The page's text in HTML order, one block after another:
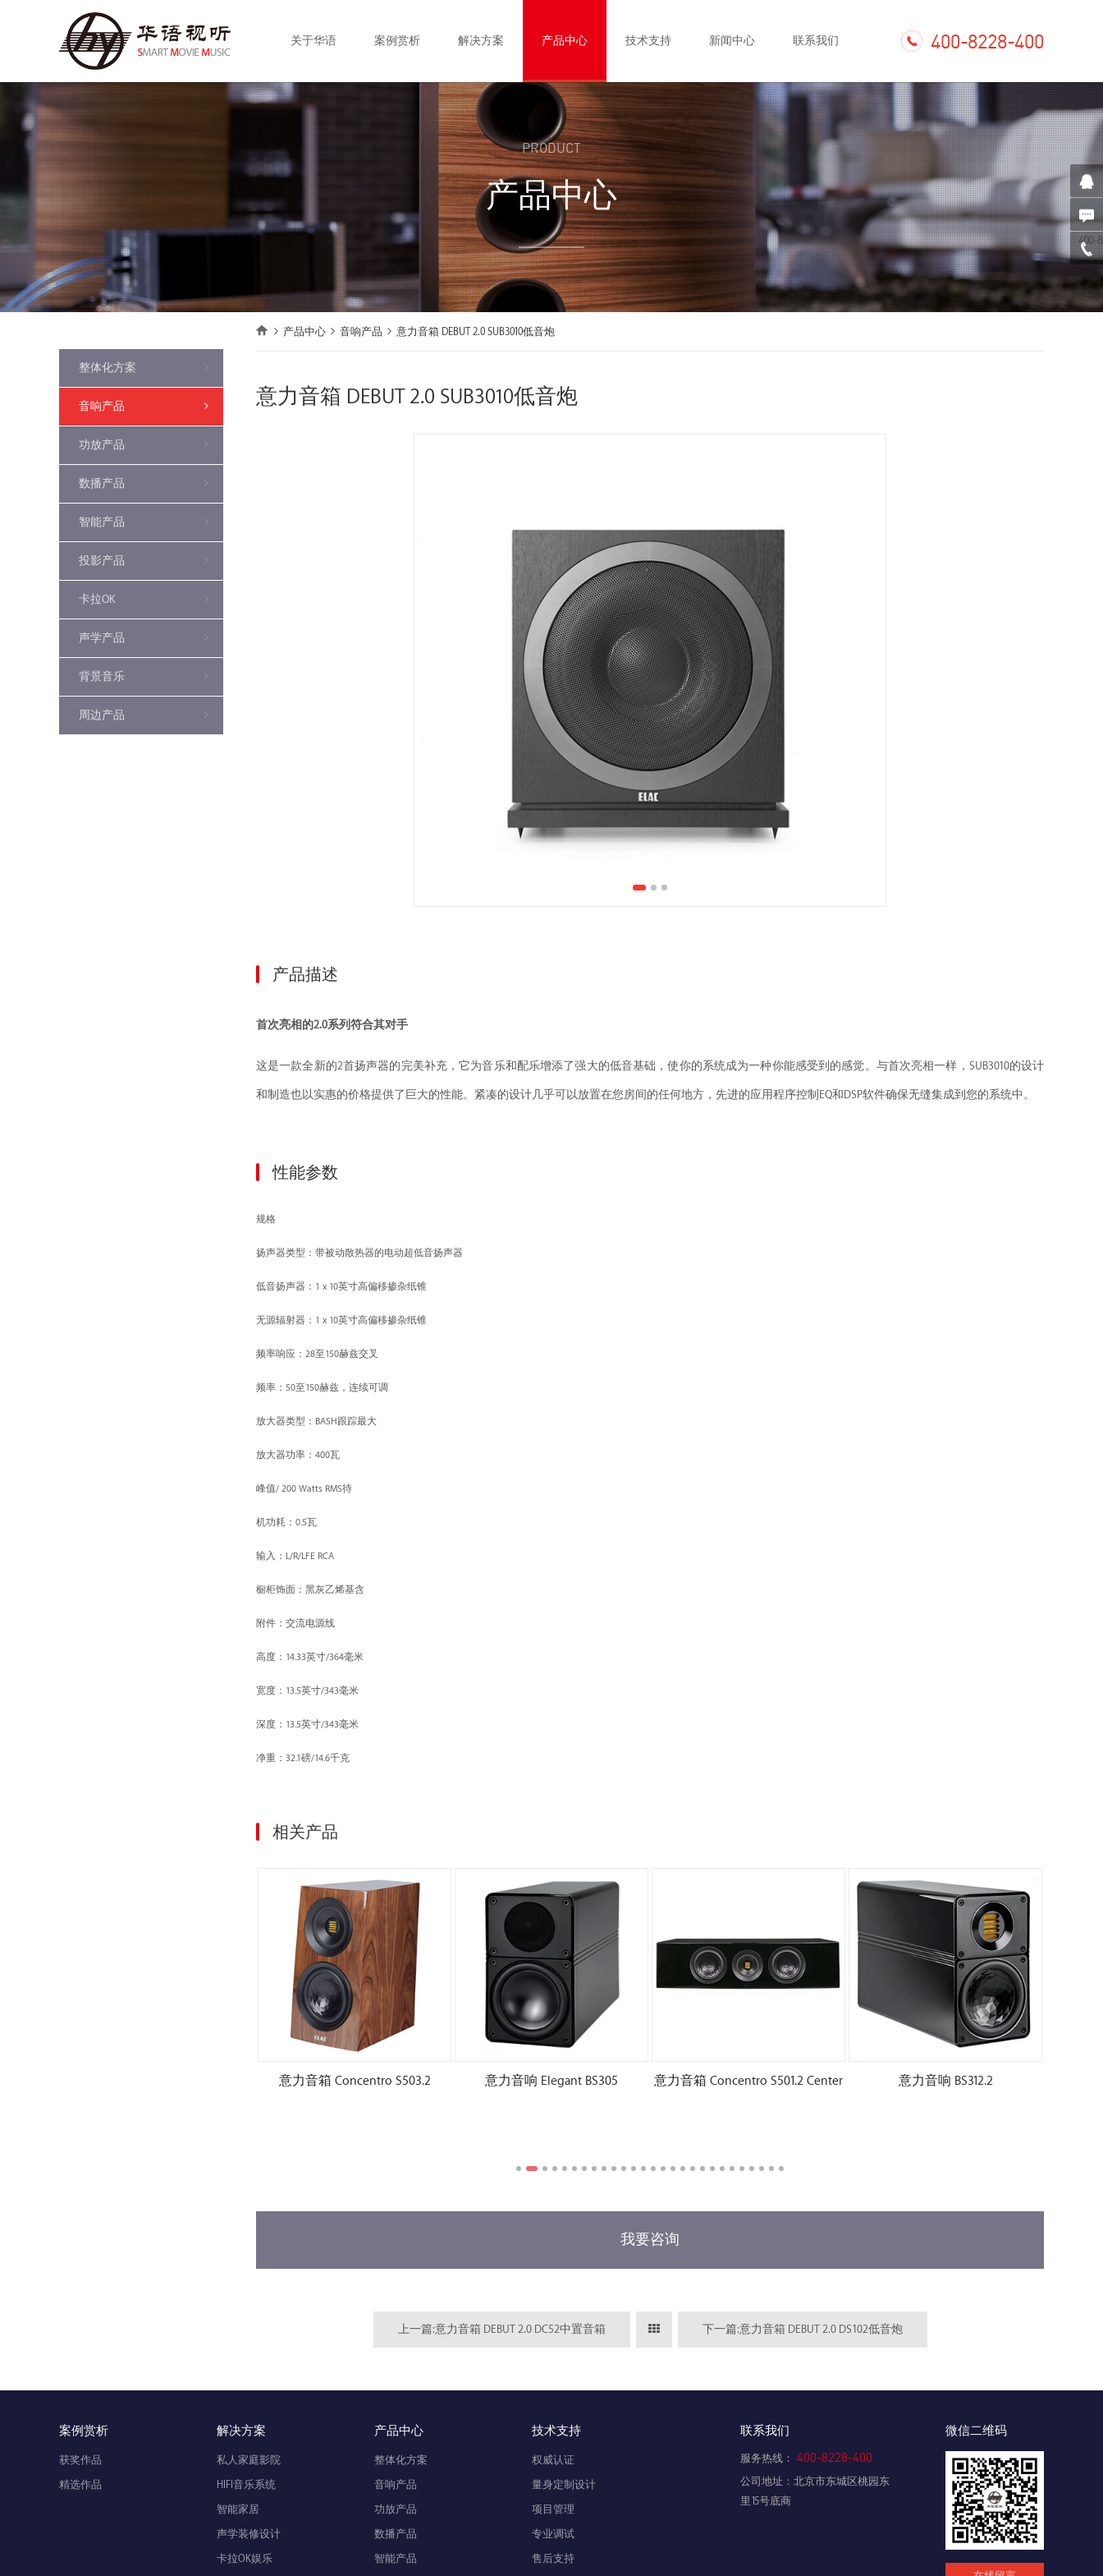
400-8228-400
关于华语 案例赏析 解决方案 产品中心 技术支持 新闻中心 联系我们
PRODUCT
产品中心
整体化方案
音响产品
功放产品
数播产品
智能产品
投影产品
卡拉OK
声学产品
背景音乐
周边产品
产品中心 音响产品 意力音箱 DEBUT 2.0 SUB3010低音炮
意力音箱 DEBUT 2.0 SUB3010低音炮
产品描述
首次亮相的2.0系列符合其对手
这是一款全新的2首扬声器的完美补充，它为音乐和配乐增添了强大的低音基础，使你的系统成为一种你能感受到的感觉。与首次亮相一样，SUB3010的设计
和制造也以实惠的价格提供了巨大的性能。紧凑的设计几乎可以放置在您房间的任何地方，先进的应用程序控制EQ和DSP软件确保无缝集成到您的系统中。
性能参数
规格
扬声器类型：带被动散热器的电动超低音扬声器
低音扬声器：1 x 10英寸高偏移掺杂纸锥
无源辐射器：1 x 10英寸高偏移掺杂纸锥
频率响应：28至150赫兹交叉
频率：50至150赫兹，连续可调
放大器类型：BASH跟踪最大
放大器功率：400瓦
峰值/ 200 Watts RMS待
机功耗：0.5瓦
输入：L/R/LFE RCA
橱柜饰面：黑灰乙烯基含
附件：交流电源线
高度：14.33英寸/364毫米
宽度：13.5英寸/343毫米
深度：13.5英寸/343毫米
净重：32.1磅/14.6千克
相关产品
意力音箱 Concentro S503.2 意力音响 Elegant BS305 意力音箱 Concentro S501.2 Center 意力音响 BS312.2
我要咨询
上一篇:意力音箱 DEBUT 2.0 DC52中置音箱 下一篇:意力音箱 DEBUT 2.0 DS102低音炮
案例赏析
获奖作品
精选作品
解决方案
私人家庭影院
HIFI音乐系统
智能家居
声学装修设计
卡拉OK娱乐
产品中心
整体化方案
音响产品
功放产品
数播产品
智能产品
技术支持
权威认证
量身定制设计
项目管理
专业调试
售后支持
微信二维码
联系我们
服务热线： 400-8228-400
公司地址：北京市东城区桃园东
里15号底商
400-